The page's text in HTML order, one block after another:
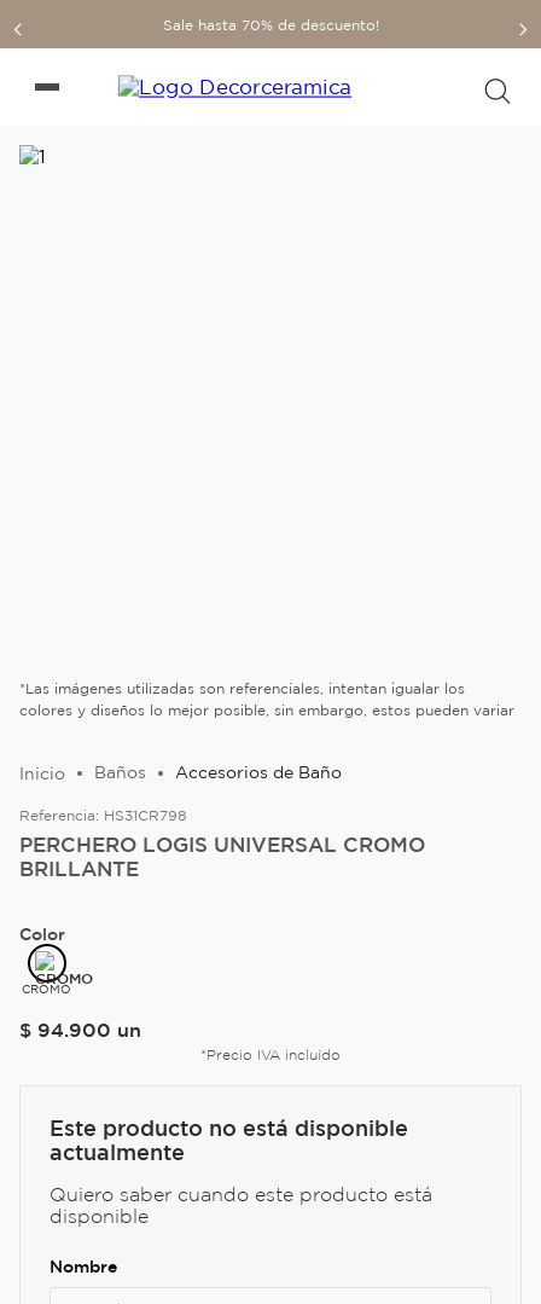
Sale hasta 70% de descuento!
*Las imágenes utilizadas son referenciales, intentan igualar los
colores y diseños lo mejor posible, sin embargo, estos pueden variar
Baños Accesorios de Baño
Referencia: HS31CR798
PERCHERO LOGIS UNIVERSAL CROMO
BRILLANTE
Color
CROMO
$ 94.900 un
*Precio IVA incluido
Este producto no está disponible
actualmente
Quiero saber cuando este producto está
disponible